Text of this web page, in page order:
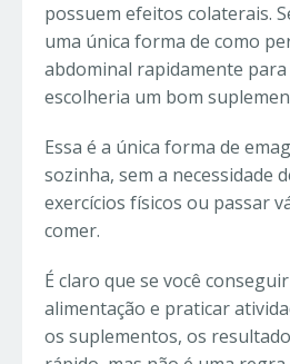
possuem efeitos colaterais.
uma única forma de como
abdominal rapidamente para
escolheria um bom
Essa é a única forma de
sozinha, sem a necessidade
exercícios físicos ou passar
comer.
É claro que se você
alimentação e praticar
os suplementos, os